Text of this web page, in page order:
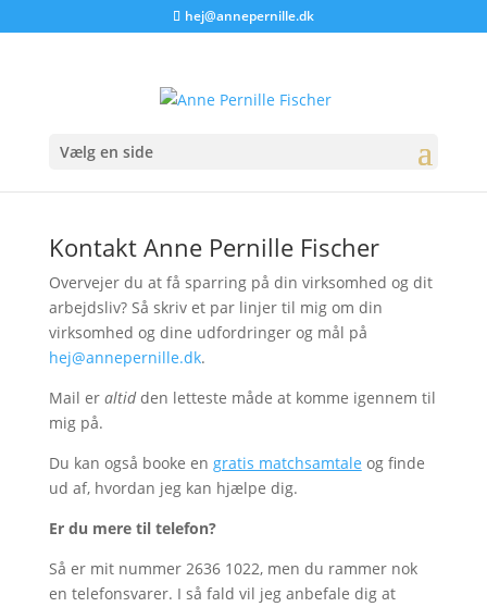
hej@annepernille.dk
Vælg en side
Kontakt Anne Pernille Fischer
Overvejer du at få sparring på din virksomhed og dit
arbejdsliv? Så skriv et par linjer til mig om din
virksomhed og dine udfordringer og mål på
hej@annepernille.dk.
Mail er altidden letteste måde at komme igennem til
mig på.
Du kan også booke en gratis matchsamtale og finde
ud af, hvordan jeg kan hjælpe dig.
Er du mere til telefon?
Så er mit nummer 2636 1022, men du rammer nok
en telefonsvarer. I så fald vil jeg anbefale dig at